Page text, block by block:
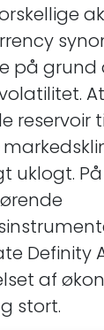
på grund
reservoir
uklogt.
Definity
af
stort.